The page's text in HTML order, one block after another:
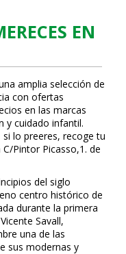
EN
amplia selección de
con ofertas
en las marcas
y cuidado infantil.
lo prefieres, recoge tu
Pintor Picasso,1. de
del siglo
centro histórico de
durante la primera
Savall,
una de las
sus modernas y